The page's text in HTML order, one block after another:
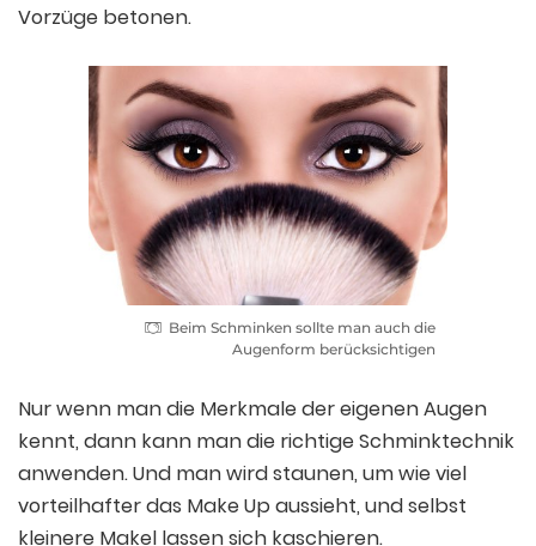
Vorzüge betonen.
Beim Schminken sollte man auch die
Augenform berücksichtigen
Nur wenn man die Merkmale der eigenen Augen
kennt, dann kann man die richtige Schminktechnik
anwenden. Und man wird staunen, um wie viel
vorteilhafter das Make Up aussieht, und selbst
kleinere Makel lassen sich kaschieren.